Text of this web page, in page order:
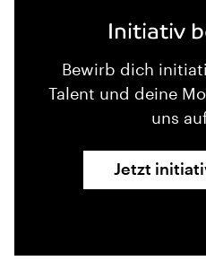
Initiativ
Bewirb dich
Talent und deine
uns
Jetzt